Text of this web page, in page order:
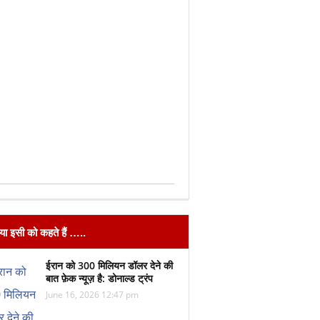
इसी को कहते हैं …..
ईरान को 300 मिलियन डॉलर देने की
बात फ़ेक न्यूज़ है: डोनाल्ड ट्रंप
June 16, 2026 12:47 pm